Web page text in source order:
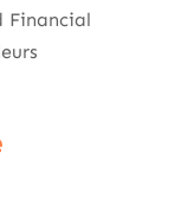
Financial